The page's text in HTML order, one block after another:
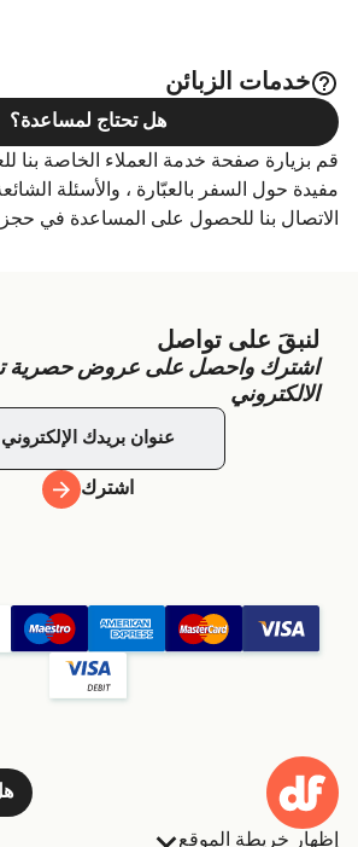
خدمات الزبائن
قم بزيارة صفحة خدمة العملاء الخاصة بنا
مفيدة حول السفر بالعبّارة ، والأسئلة الشائعة
الاتصال بنا للحصول على المساعدة في حجزك
هل تحتاج لمساعدة؟
لنبقَ على تواصل
اشترك واحصل على عروض حصرية
الالكتروني
اشترك
هل
إظهار خريطة الموقع